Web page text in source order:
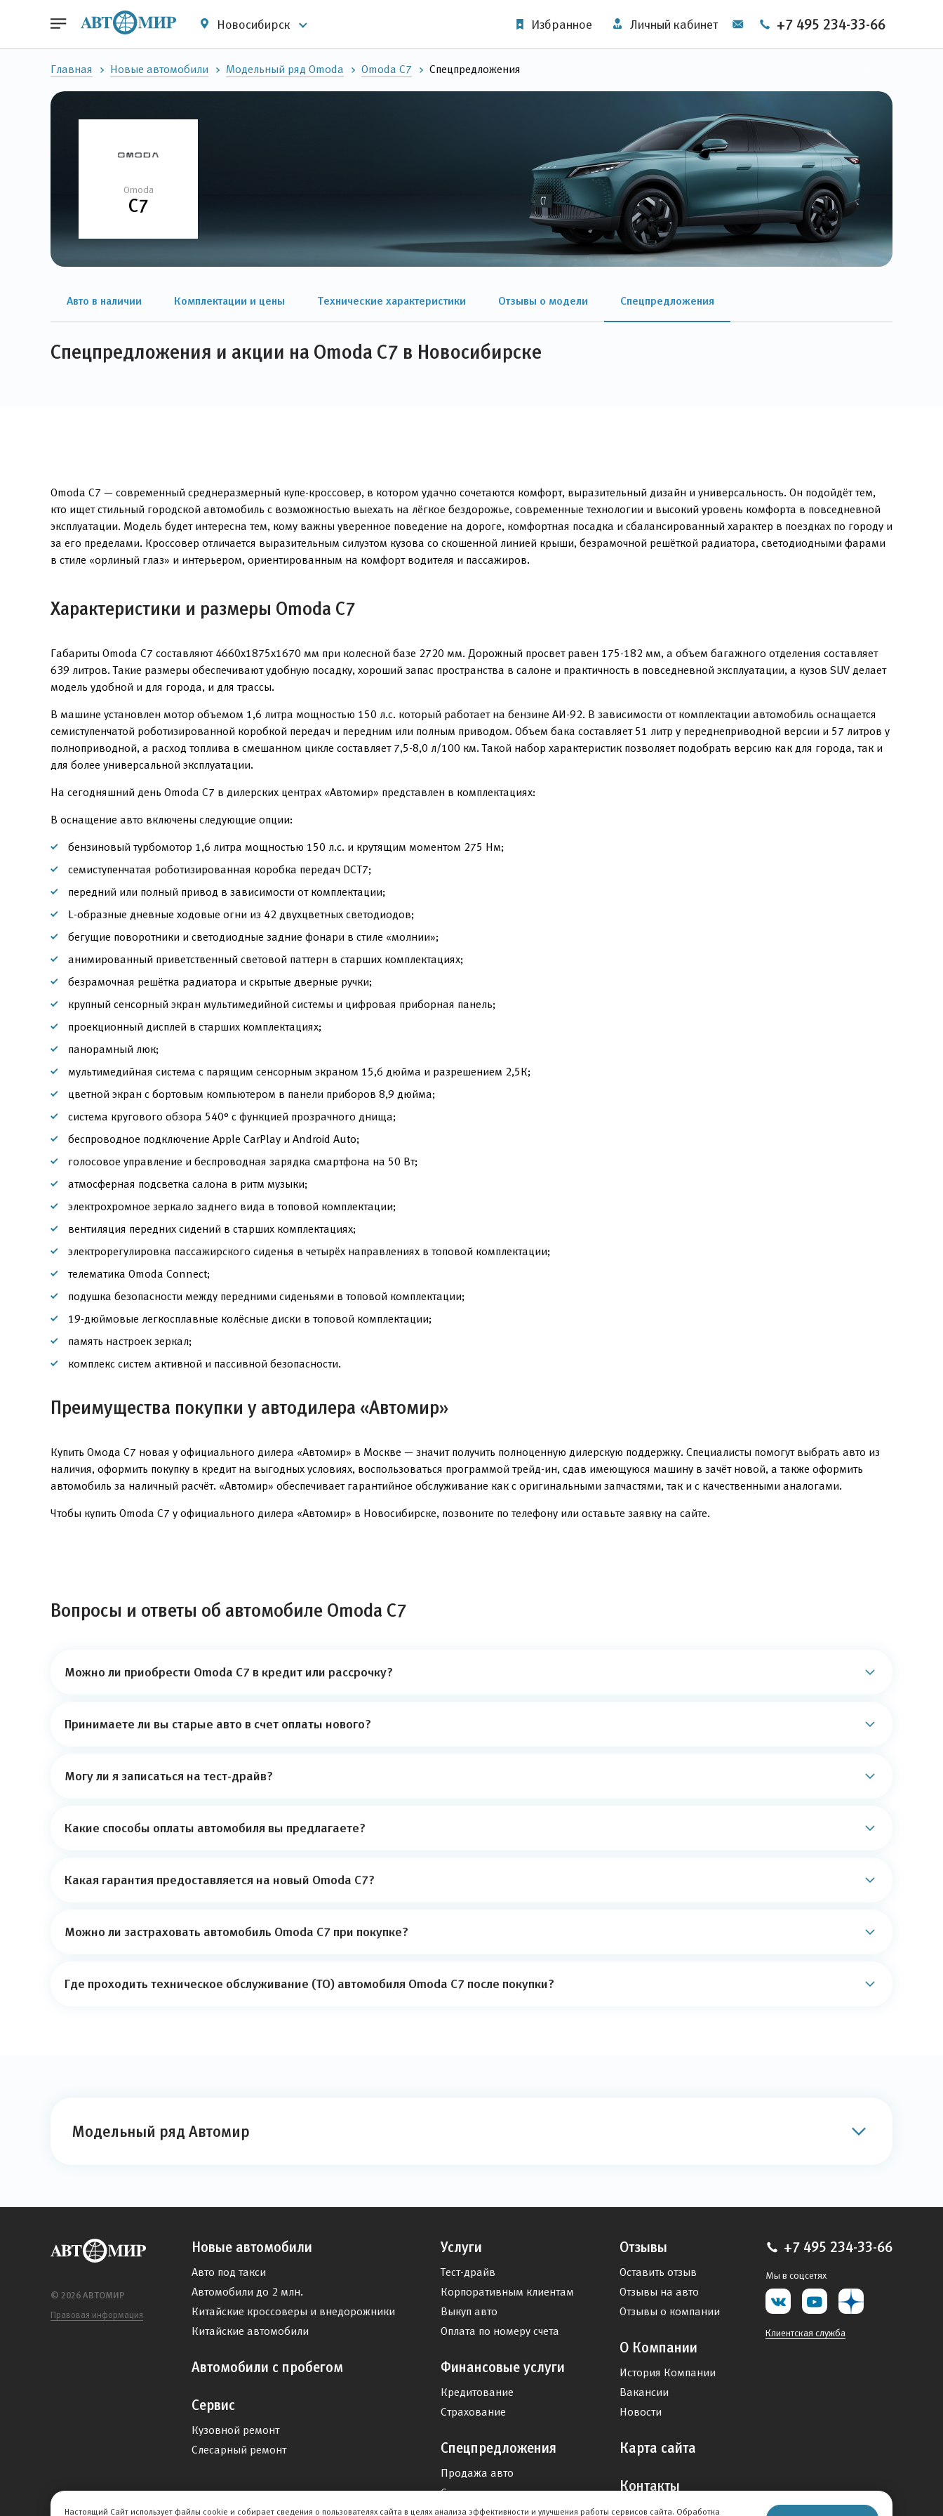
Новосибирск Избранное Личный кабинет +7 495 234-33-66
Главная Новые автомобили Модельный ряд Omoda Omoda C7 Спецпредложения
Omoda
C7
Авто в наличии Комплектации и цены Технические характеристики Отзывы о модели Спецпредложения
Спецпредложения и акции на Omoda C7 в Новосибирске
Omoda C7 — современный среднеразмерный купе-кроссовер, в котором удачно сочетаются комфорт, выразительный дизайн и универсальность. Он подойдёт тем,
кто ищет стильный городской автомобиль с возможностью выехать на лёгкое бездорожье, современные технологии и высокий уровень комфорта в повседневной
эксплуатации. Модель будет интересна тем, кому важны уверенное поведение на дороге, комфортная посадка и сбалансированный характер в поездках по городу и
за его пределами. Кроссовер отличается выразительным силуэтом кузова со скошенной линией крыши, безрамочной решёткой радиатора, светодиодными фарами
в стиле «орлиный глаз» и интерьером, ориентированным на комфорт водителя и пассажиров.
Характеристики и размеры Omoda C7
Габариты Omoda C7 составляют 4660x1875x1670 мм при колесной базе 2720 мм. Дорожный просвет равен 175-182 мм, а объем багажного отделения составляет
639 литров. Такие размеры обеспечивают удобную посадку, хороший запас пространства в салоне и практичность в повседневной эксплуатации, а кузов SUV делает
модель удобной и для города, и для трассы.
В машине установлен мотор объемом 1,6 литра мощностью 150 л.с. который работает на бензине АИ-92. В зависимости от комплектации автомобиль оснащается
семиступенчатой роботизированной коробкой передач и передним или полным приводом. Объем бака составляет 51 литр у переднеприводной версии и 57 литров у
полноприводной, а расход топлива в смешанном цикле составляет 7,5-8,0 л/100 км. Такой набор характеристик позволяет подобрать версию как для города, так и
для более универсальной эксплуатации.
На сегодняшний день Omoda C7 в дилерских центрах «Автомир» представлен в комплектациях:
В оснащение авто включены следующие опции:
бензиновый турбомотор 1,6 литра мощностью 150 л.с. и крутящим моментом 275 Нм;
семиступенчатая роботизированная коробка передач DCT7;
передний или полный привод в зависимости от комплектации;
L-образные дневные ходовые огни из 42 двухцветных светодиодов;
бегущие поворотники и светодиодные задние фонари в стиле «молнии»;
анимированный приветственный световой паттерн в старших комплектациях;
безрамочная решётка радиатора и скрытые дверные ручки;
крупный сенсорный экран мультимедийной системы и цифровая приборная панель;
проекционный дисплей в старших комплектациях;
панорамный люк;
мультимедийная система с парящим сенсорным экраном 15,6 дюйма и разрешением 2,5К;
цветной экран с бортовым компьютером в панели приборов 8,9 дюйма;
система кругового обзора 540° с функцией прозрачного днища;
беспроводное подключение Apple CarPlay и Android Auto;
голосовое управление и беспроводная зарядка смартфона на 50 Вт;
атмосферная подсветка салона в ритм музыки;
электрохромное зеркало заднего вида в топовой комплектации;
вентиляция передних сидений в старших комплектациях;
электрорегулировка пассажирского сиденья в четырёх направлениях в топовой комплектации;
телематика Omoda Connect;
подушка безопасности между передними сиденьями в топовой комплектации;
19-дюймовые легкосплавные колёсные диски в топовой комплектации;
память настроек зеркал;
комплекс систем активной и пассивной безопасности.
Преимущества покупки у автодилера «Автомир»
Купить Омода С7 новая у официального дилера «Автомир» в Москве — значит получить полноценную дилерскую поддержку. Специалисты помогут выбрать авто из
наличия, оформить покупку в кредит на выгодных условиях, воспользоваться программой трейд-ин, сдав имеющуюся машину в зачёт новой, а также оформить
автомобиль за наличный расчёт. «Автомир» обеспечивает гарантийное обслуживание как с оригинальными запчастями, так и с качественными аналогами.
Чтобы купить Omoda C7 у официального дилера «Автомир» в Новосибирске, позвоните по телефону или оставьте заявку на сайте.
Вопросы и ответы об автомобиле Omoda C7
Можно ли приобрести Omoda C7 в кредит или рассрочку?
Принимаете ли вы старые авто в счет оплаты нового?
Могу ли я записаться на тест-драйв?
Какие способы оплаты автомобиля вы предлагаете?
Какая гарантия предоставляется на новый Omoda C7?
Можно ли застраховать автомобиль Omoda C7 при покупке?
Где проходить техническое обслуживание (ТО) автомобиля Omoda C7 после покупки?
Модельный ряд Автомир
© 2026 АВТОМИР
Правовая информация
Новые автомобили
Авто под такси
Автомобили до 2 млн.
Китайские кроссоверы и внедорожники
Китайские автомобили
Автомобили с пробегом
Сервис
Кузовной ремонт
Слесарный ремонт
Услуги
Тест-драйв
Корпоративным клиентам
Выкуп авто
Оплата по номеру счета
Финансовые услуги
Кредитование
Страхование
Спецпредложения
Продажа авто
Сервис
Дисконтная программа
Отзывы
Оставить отзыв
Отзывы на авто
Отзывы о компании
О Компании
История Компании
Вакансии
Новости
Карта сайта
Контакты
+7 495 234-33-66
Мы в соцсетях
Клиентская служба
Настоящий Сайт использует файлы cookie и собирает сведения о пользователях сайта в целях анализа эффективности и улучшения работы сервисов сайта. Обработка